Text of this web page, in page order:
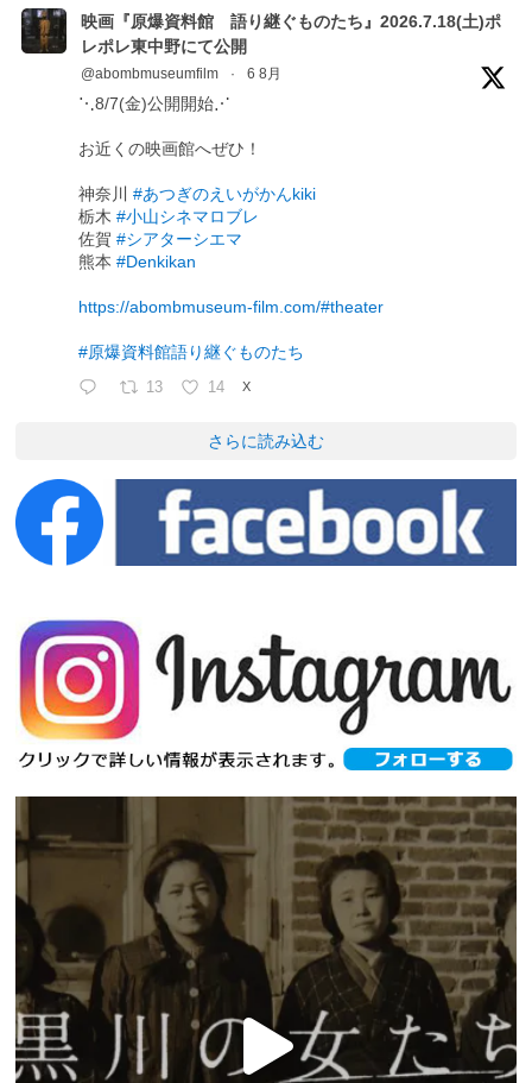
映画『原爆資料館 語り継ぐものたち』2026.7.18(土)ポ
レポレ東中野にて公開
@abombmuseumfilm · 6 8月
⋱8/7(金)公開開始⋰
お近くの映画館へぜひ！
神奈川#あつぎのえいがかんkiki
栃木#小山シネマロブレ
佐賀#シアターシエマ
熊本#Denkikan
https://abombmuseum-film.com/#theater
#原爆資料館語り継ぐものたち
13 14 X
さらに読み込む